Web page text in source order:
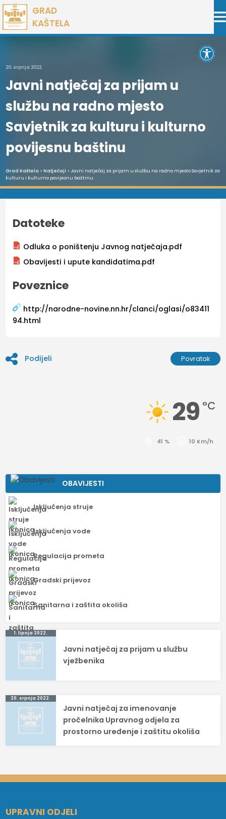
Preskoči
na
sadržaj
GRAD
KAŠTELA
20. srpnja 2022.
Javni natječaj za prijam u
službu na radno mjesto
Savjetnik za kulturu i kulturno
povijesnu baštinu
Grad Kaštela > Natječaji > Javni natječaj za prijam u službu na radno mjesto Savjetnik za
kulturu i kulturno povijesnu baštinu
Datoteke
Odluka o poništenju Javnog natječaja.pdf
Obavijesti i upute kandidatima.pdf
Poveznice
http://narodne-novine.nn.hr/clanci/oglasi/o83411
94.html
Podijeli Povratak
29 °C
41 % 10 Km/h
OBAVIJESTI
Isključenja struje
Isključenja vode
Regulacija prometa
Gradski prijevoz
Sanitarna i zaštita okoliša
Navigacija
objava
1. lipnja 2022.
Javni natječaj za prijam u službu
vježbenika
20. srpnja 2022.
Javni natječaj za imenovanje
pročelnika Upravnog odjela za
prostorno uređenje i zaštitu okoliša
UPRAVNI ODJELI